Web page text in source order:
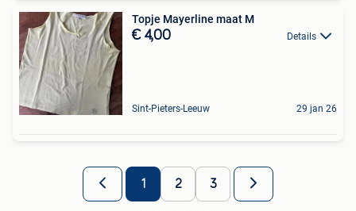
Topje Mayerline maat M
€ 4,00 Details
Sint-Pieters-Leeuw 29 jan 26
1 2 3